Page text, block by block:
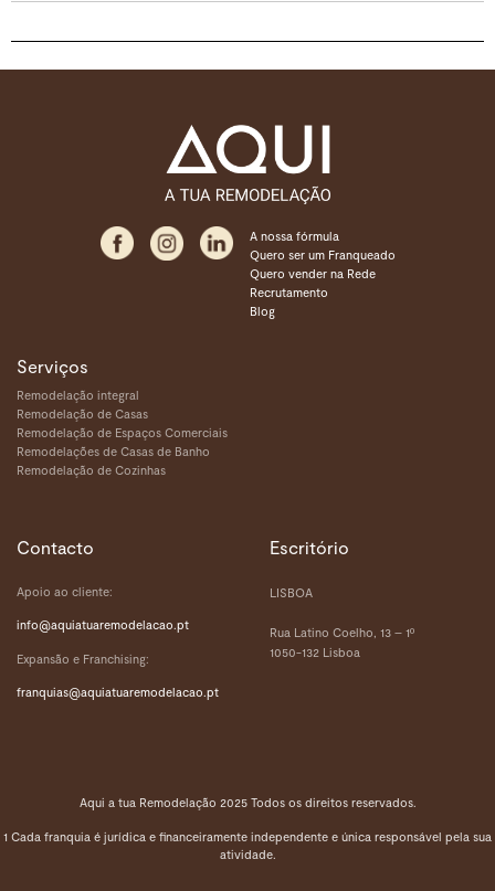
A nossa fórmula
Quero ser um Franqueado
Quero vender na Rede
Recrutamento
Blog
Serviços
Remodelação integral
Remodelação de Casas
Remodelação de Espaços Comerciais
Remodelações de Casas de Banho
Remodelação de Cozinhas
Contacto
Apoio ao cliente:
info@aquiatuaremodelacao.pt
Expansão e Franchising:
franquias@aquiatuaremodelacao.pt
Escritório
LISBOA
Rua Latino Coelho, 13 – 1º
1050-132 Lisboa
Aqui a tua Remodelação 2025 Todos os direitos reservados.
1 Cada franquia é jurídica e financeiramente independente e única responsável pela sua
atividade.